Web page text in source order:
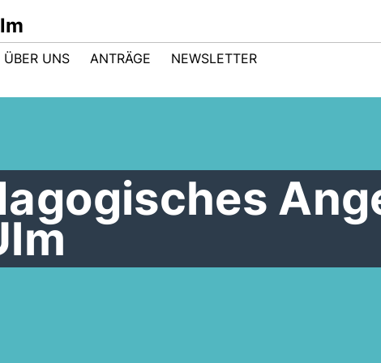
ÜBER UNS ANTRÄGE NEWSLETTER